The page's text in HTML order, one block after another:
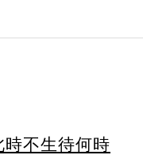
不生待何時